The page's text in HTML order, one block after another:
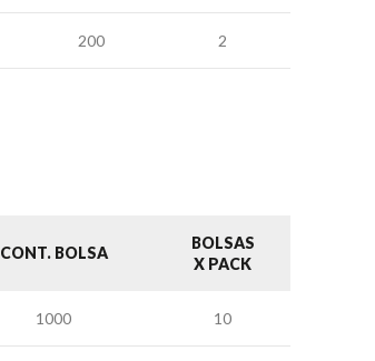
200 2
CONT. BOLSA
BOLSAS
X PACK
1000 10